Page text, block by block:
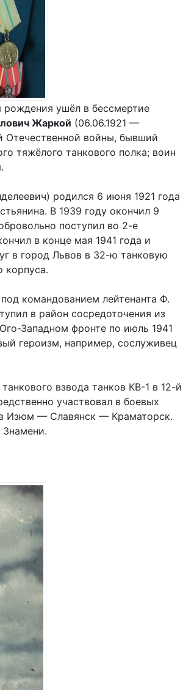
рождения ушёл в бессмертие
Жаркой (06.06.1921 —
Отечественной войны, бывший
тяжёлого танкового полка; воин
родился 6 июня 1921 года
В 1939 году окончил 9
поступил во 2-е
в конце мая 1941 года и
в город Львов в 32-ю танковую
корпуса.
командованием лейтенанта Ф.
в район сосредоточения из
Западном фронте по июль 1941
героизм, например, сослуживец
взвода танков КВ-1 в 12-й
участвовал в боевых
Изюм — Славянск — Краматорск.